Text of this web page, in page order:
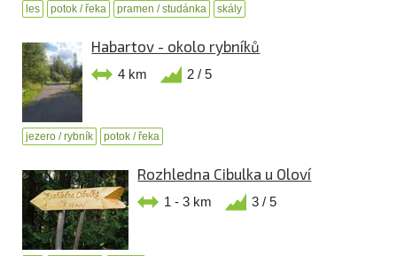
les potok / řeka pramen / studánka skály
Habartov - okolo rybníků
4 km 2 / 5
jezero / rybník potok / řeka
Rozhledna Cibulka u Oloví
1 - 3 km 3 / 5